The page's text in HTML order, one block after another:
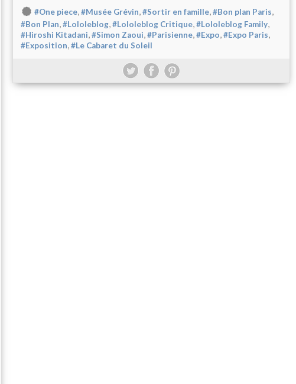
#One piece,#Musée Grévin,#Sortir en famille,#Bon plan Paris,
#Bon Plan,#Lololeblog,#Lololeblog Critique,#Lololeblog Family,
#Hiroshi Kitadani,#Simon Zaoui,#Parisienne,#Expo,#Expo Paris,
#Exposition,#Le Cabaret du Soleil